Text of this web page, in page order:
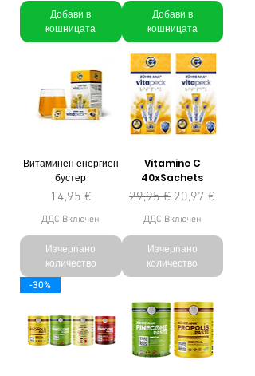
Добави в
кошницата
Добави в
кошницата
Витаминен енергиен
бустер
Цена
14,95 €
ДДС Включен
Изчерпано
количество
Vitamine C
40xSachets
Редовна цена
29,95 € Продажна цена
20,97 €
ДДС Включен
Изчерпано
количество
-30%